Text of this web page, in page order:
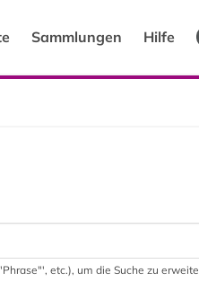
Sammlungen Hilfe
etc.), um die Suche zu